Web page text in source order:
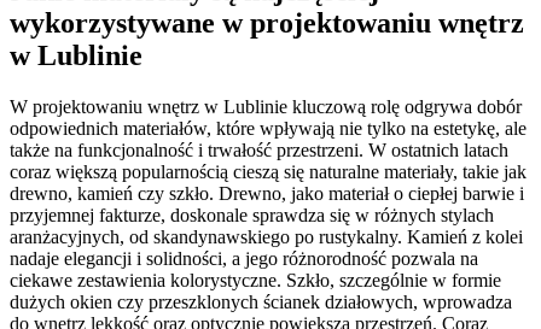
wykorzystywane w projektowaniu wnętrz
w Lublinie
W projektowaniu wnętrz w Lublinie kluczową rolę odgrywa dobór
odpowiednich materiałów, które wpływają nie tylko na estetykę, ale
także na funkcjonalność i trwałość przestrzeni. W ostatnich latach
coraz większą popularnością cieszą się naturalne materiały, takie jak
drewno, kamień czy szkło. Drewno, jako materiał o ciepłej barwie i
przyjemnej fakturze, doskonale sprawdza się w różnych stylach
aranżacyjnych, od skandynawskiego po rustykalny. Kamień z kolei
nadaje elegancji i solidności, a jego różnorodność pozwala na
ciekawe zestawienia kolorystyczne. Szkło, szczególnie w formie
dużych okien czy przeszklonych ścianek działowych, wprowadza
do wnętrz lekkość oraz optycznie powiększa przestrzeń. Coraz